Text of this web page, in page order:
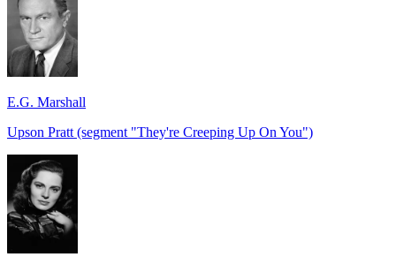
E.G. Marshall
Upson Pratt (segment "They're Creeping Up On You")